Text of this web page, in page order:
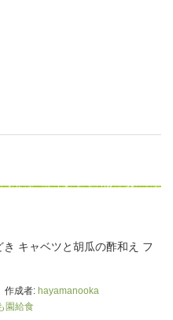
キャベツと胡瓜の酢和え フ
作成者: hayamanooka
園給食